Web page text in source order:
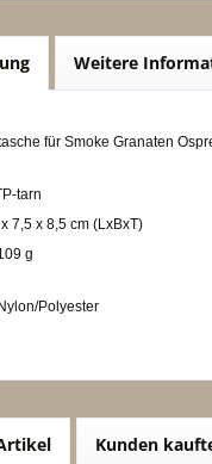
Weitere
für Smoke Granaten
tarn
7,5 x 8,5 cm (LxBxT)
g
Polyester
Kunden